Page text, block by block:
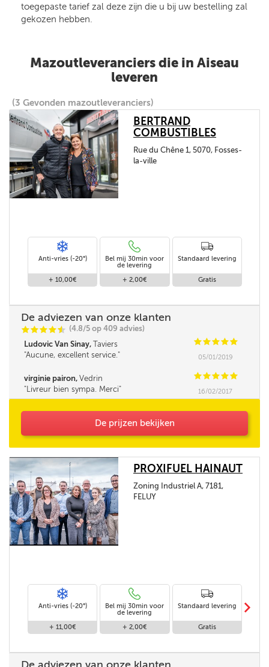
toegepaste tarief zal deze zijn die u bij uw bestelling zal
gekozen hebben.
Mazoutleveranciers die in Aiseau
leveren
(3 Gevonden mazoutleveranciers)
BERTRAND
COMBUSTIBLES
Rue du Chêne 1, 5070, Fosses-
la-ville
Anti-vries (-20°)
+ 10,00€
Bel mij 30min voor
de levering
+ 2,00€
Standaard levering
Gratis
De adviezen van onze klanten
CCCCi
@ (4.8/5 op 409 advies)
Ludovic Van Sinay, Taviers CCCCC
Aucune, excellent service.
05/01/2019
virginie pairon, Vedrin CCCCC
Livreur bien sympa. Merci
16/02/2017
De prijzen bekijken
PROXIFUEL HAINAUT
Zoning Industriel A, 7181,
FELUY
Anti-vries (-20°)
+ 11,00€
Bel mij 30min voor
de levering
+ 2,00€
Standaard levering
Gratis
m